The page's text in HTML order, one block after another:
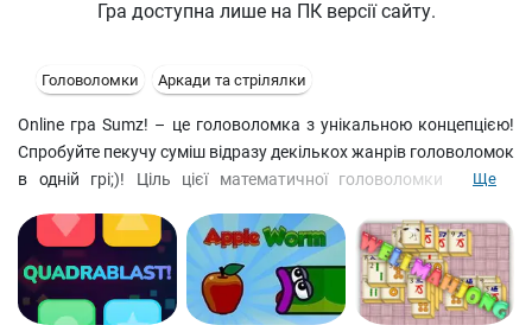
Гра доступна лише на ПК версії сайту.
Головоломки Аркади та стрілялки
Online гра Sumz! – це головоломка з унікальною концепцією!
Спробуйте пекучу суміш відразу декількох жанрів головоломок
в одній грі;)! Ціль цієї математичної головоломки проста.
повертаючи та поміщаючи квадрати з цифрами на потрібне
місце. Сума, яку потрібно зібрати, змінюється від рівня до
рівня. Сума може бути зібрана як по вертикалі, так і по
горизонталі. Управління: стрілка вправо, вліво – перемістити
Ще